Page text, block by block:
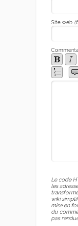
Site web
Le code
les
wiki
mise en
du
pas